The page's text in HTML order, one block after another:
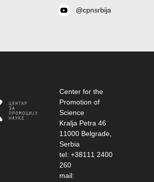
@cpnsrbija
Center for the
Promotion of
Science
Kralja Petra 46
11000 Belgrade,
Serbia
tel: +38111 2400
260
mail: